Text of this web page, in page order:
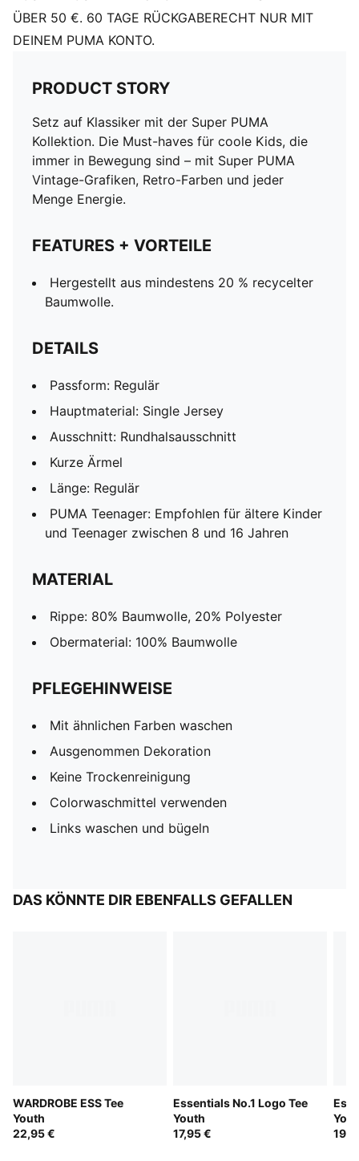
ÜBER 50 €. 60 TAGE RÜCKGABERECHT NUR MIT
DEINEM PUMA KONTO.
PRODUCT STORY
Setz auf Klassiker mit der Super PUMA
Kollektion. Die Must-haves für coole Kids, die
immer in Bewegung sind – mit Super PUMA
Vintage-Grafiken, Retro-Farben und jeder
Menge Energie.
FEATURES + VORTEILE
Hergestellt aus mindestens 20 % recycelter
Baumwolle.
DETAILS
Passform: Regulär
Hauptmaterial: Single Jersey
Ausschnitt: Rundhalsausschnitt
Kurze Ärmel
Länge: Regulär
PUMA Teenager: Empfohlen für ältere Kinder
und Teenager zwischen 8 und 16 Jahren
MATERIAL
Rippe: 80% Baumwolle, 20% Polyester
Obermaterial: 100% Baumwolle
PFLEGEHINWEISE
Mit ähnlichen Farben waschen
Ausgenommen Dekoration
Keine Trockenreinigung
Colorwaschmittel verwenden
Links waschen und bügeln
DAS KÖNNTE DIR EBENFALLS GEFALLEN
WARDROBE ESS Tee
Youth
22,95 €
Essentials No.1 Logo Tee
Youth
17,95 €